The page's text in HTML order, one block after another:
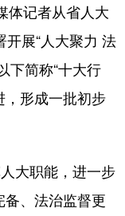
记者从省人大
展“人大聚力 法
下简称“十大行
，形成一批初步
大职能，进一步
、法治监督更